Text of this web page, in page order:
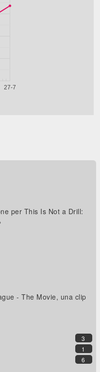
per This Is Not a Drill:
- The Movie, una clip
3
1
6